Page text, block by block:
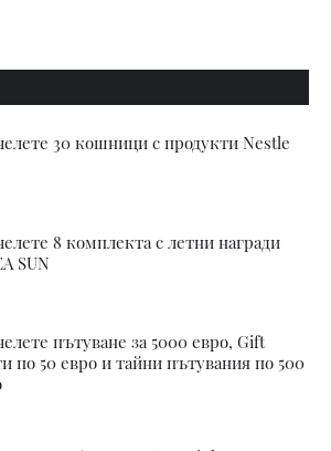
30 кошници с продукти Nestle
8 комплекта с летни награди
SUN
пътуване за 5000 евро, Gift
по 50 евро и тайни пътувания по 500